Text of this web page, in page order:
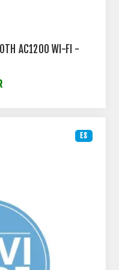
AC1200 WI-FI -
ES